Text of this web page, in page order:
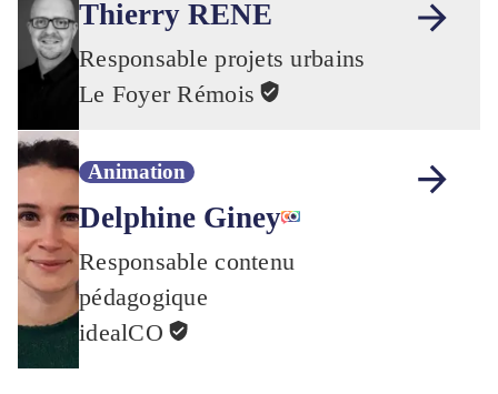
Thierry RENE
Responsable projets urbains
Le Foyer Rémois
Animation
Delphine Giney
Responsable contenu
pédagogique
idealCO